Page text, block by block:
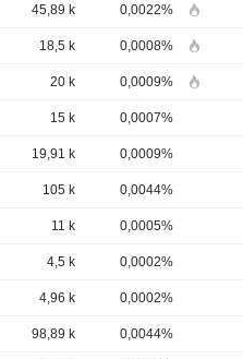
45,89 k 0,0022%
18,5 k 0,0008%
20 k 0,0009%
15 k 0,0007%
19,91 k 0,0009%
105 k 0,0044%
11 k 0,0005%
4,5 k 0,0002%
4,96 k 0,0002%
98,89 k 0,0044%